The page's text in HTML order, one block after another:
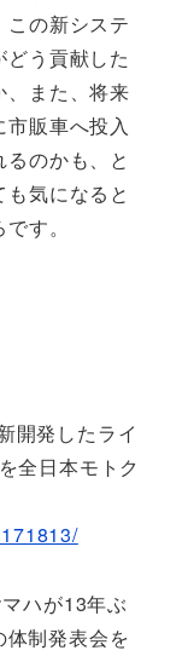
この新システ
どう貢献した
、また、将来
市販車へ投入
るのかも、と
も気になると
す。
開発したライ
全日本モトク
ハが13年ぶ
体制発表会を